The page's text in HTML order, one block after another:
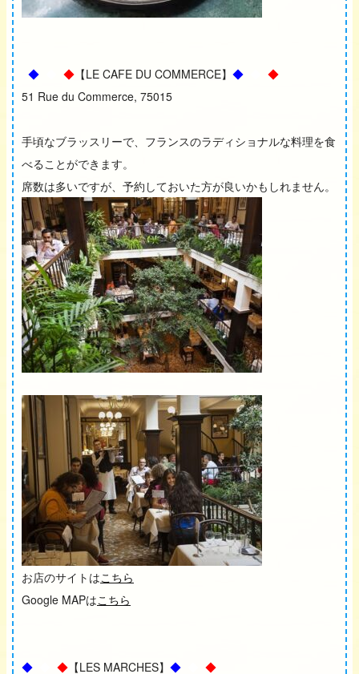
◆ ◆ 【LE CAFE DU COMMERCE】 ◆
◆
51 Rue du Commerce, 75015
手頃なブラッスリーで、フランスのラディショナルな料理を食
べることができます。
席数は多いですが、予約しておいた方が良いかもしれません。
お店のサイトはこちら
Google MAPはこちら
◆ ◆ 【LES MARCHES】 ◆ ◆